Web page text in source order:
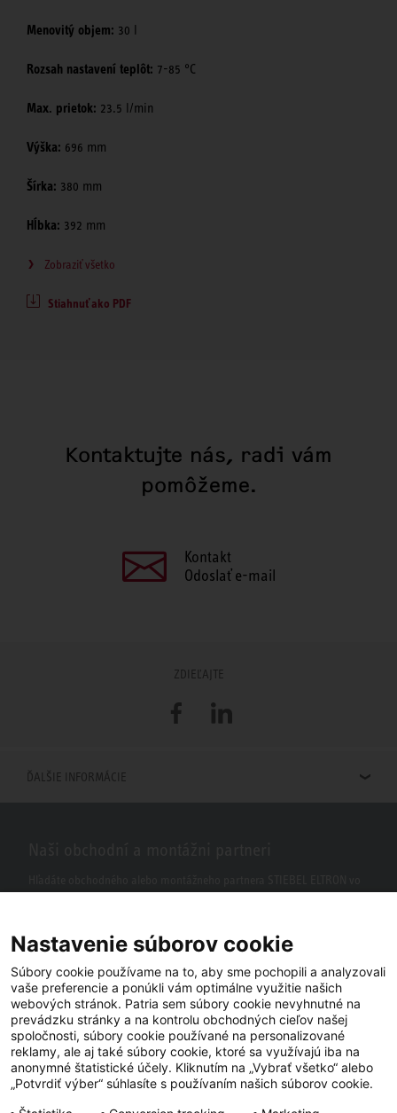
Menovitý objem: 30 l
Rozsah nastavení teplôt: 7-85 °C
Max. prietok: 23.5 l/min
Výška: 696 mm
Šírka: 380 mm
Hĺbka: 392 mm
Zobraziť všetko
Stiahnuť ako PDF
Kontaktujte nás, radi vám
pomôžeme.
Kontakt
Odoslať e-mail
ZDIEĽAJTE
FacebookLinkedIn
ĎALŠIE INFORMÁCIE
Facebook YouTube LinkedIn
Nastavenie súborov cookie
Súbory cookie používame na to, aby sme pochopili a analyzovali
vaše preferencie a ponúkli vám optimálne využitie našich
webových stránok. Patria sem súbory cookie nevyhnutné na
prevádzku stránky a na kontrolu obchodných cieľov našej
spoločnosti, súbory cookie používané na personalizované
reklamy, ale aj také súbory cookie, ktoré sa využívajú iba na
anonymné štatistické účely. Kliknutím na „Vybrať všetko“ alebo
„Potvrdiť výber“ súhlasíte s používaním našich súborov cookie.